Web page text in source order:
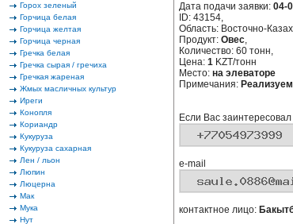
Горох зеленый
Горчица белая
Горчица желтая
Горчица черная
Гречка белая
Гречка сырая / гречиха
Гречкая жареная
Жмых масличных культур
Иреги
Конопля
Кориандр
Кукуруза
Кукуруза сахарная
Лен / льон
Люпин
Люцерна
Мак
Мука
Нут
Дата подачи заявки: 04-
ID: 43154,
Область: Восточно-
Продукт: Овес,
Количество: 60 тонн,
Цена: 1 KZT/тонн
Место: на элеваторе
Примечания:
Если Вас
e-mail
контактное лицо: